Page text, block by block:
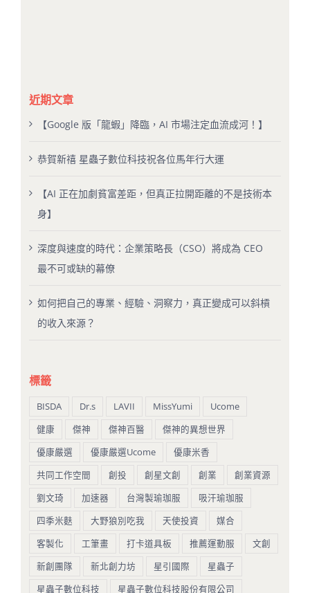
近期文章
【Google 版「龍蝦」降臨，AI 市場注定血流成河！】
恭賀新禧 星蟲子數位科技祝各位馬年行大運
【AI 正在加劇貧富差距，但真正拉開距離的不是技術本
身】
深度與速度的時代：企業策略長（CSO）將成為 CEO
最不可或缺的幕僚
如何把自己的專業、經驗、洞察力，真正變成可以斜槓
的收入來源？
標籤
BISDA Dr.s LAVII MissYumi
Ucome
健康
傑神 傑神百醫
傑神的異想世界
優康嚴選
優康嚴選Ucome
優康米香
共同工作空間
創投 創星文創 創業
創業資源
劉文琦
加速器 台灣製瑜珈服
吸汗瑜珈服
四季米麩
大野狼別吃我 天使投資
媒合
客製化
工筆畫 打卡道具板 推薦運動服
文創
新創團隊
新北創力坊 星引國際
星蟲子
星蟲子數位科技
星蟲子數位科技股份有限公司